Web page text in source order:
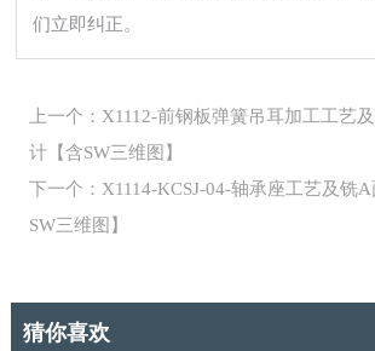
们立即纠正。
上一个：X1112-前钢板弹簧吊耳加工工艺
计【含SW三维图】
下一个：X1114-KCSJ-04-轴承座工艺及铣
SW三维图】
猜你喜欢